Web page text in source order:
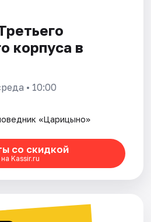
корпуса в
• 10:00
«Царицыно»
со скидкой
на Kassir.ru